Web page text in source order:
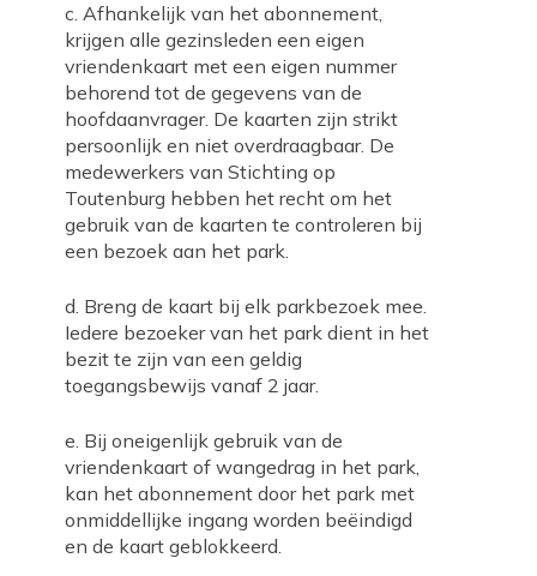
c. Afhankelijk van het abonnement,
krijgen alle gezinsleden een eigen
vriendenkaart met een eigen nummer
behorend tot de gegevens van de
hoofdaanvrager. De kaarten zijn strikt
persoonlijk en niet overdraagbaar. De
medewerkers van Stichting op
Toutenburg hebben het recht om het
gebruik van de kaarten te controleren bij
een bezoek aan het park.
d. Breng de kaart bij elk parkbezoek mee.
Iedere bezoeker van het park dient in het
bezit te zijn van een geldig
toegangsbewijs vanaf 2 jaar.
e. Bij oneigenlijk gebruik van de
vriendenkaart of wangedrag in het park,
kan het abonnement door het park met
onmiddellijke ingang worden beëindigd
en de kaart geblokkeerd.